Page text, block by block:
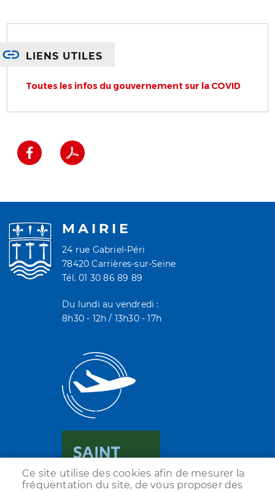
LIENS UTILES
Toutes les infos du gouvernement sur la COVID
MAIRIE
24 rue Gabriel-Péri
78420 Carrières-sur-Seine
Tél. 01 30 86 89 89
Du lundi au vendredi :
8h30 - 12h / 13h30 - 17h
Ce site utilise des cookies afin de mesurer la
fréquentation du site, de vous proposer des